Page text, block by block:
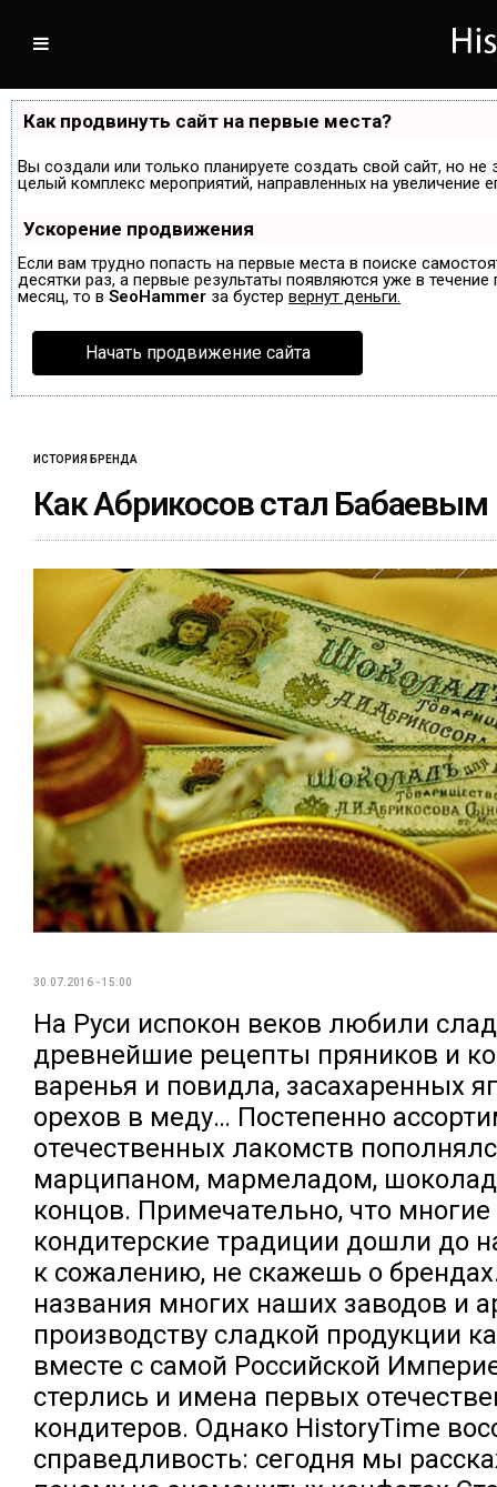
Как продвинуть сайт на первые места?
Вы создали или только планируете создать свой сайт, но
целый комплекс мероприятий, направленных на
Ускорение продвижения
Если вам трудно попасть на первые места в поиске
десятки раз, а первые результаты появляются уже в
месяц, то в SeoHammer за бустер вернут деньги.
Начать продвижение сайта
ИСТОРИЯ БРЕНДА
Как Абрикосов стал Бабаевым
30.07.2016 - 15:00
На Руси испокон веков любили
древнейшие рецепты пряников и
варенья и повидла, засахаренных
орехов в меду… Постепенно
отечественных лакомств
марципаном, мармеладом,
концов. Примечательно, что многие
кондитерские традиции дошли до
к сожалению, не скажешь о
названия многих наших заводов и
производству сладкой продукции
вместе с самой Российской
стерлись и имена первых
кондитеров. Однако HistoryTime
справедливость: сегодня мы